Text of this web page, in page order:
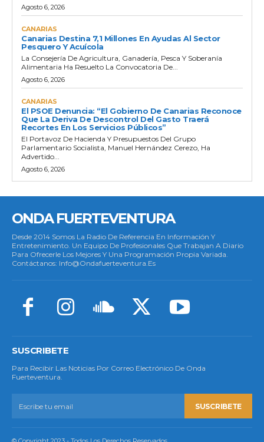
Agosto 6, 2026
CANARIAS
Canarias Destina 7,1 Millones En Ayudas Al Sector
Pesquero Y Acuícola
La Consejería De Agricultura, Ganadería, Pesca Y Soberanía
Alimentaria Ha Resuelto La Convocatoria De...
Agosto 6, 2026
CANARIAS
El PSOE Denuncia: “El Gobierno De Canarias Reconoce
Que La Deriva De Descontrol Del Gasto Traerá
Recortes En Los Servicios Públicos”
El Portavoz De Hacienda Y Presupuestos Del Grupo
Parlamentario Socialista, Manuel Hernández Cerezo, Ha
Advertido...
Agosto 6, 2026
ONDA FUERTEVENTURA
Desde 2014 Somos La Radio De Referencia En Información Y
Entretenimiento. Un Equipo De Profesionales Que Trabajan A Diario
Para Ofrecerle Los Mejores Y Una Programación Propia Variada.
Contáctanos: Info@ondafuerteventura.es
SUSCRIBETE
Para Recibir Las Noticias Por Correo Electrónico De Onda
Fuerteventura.
SUSCRIBETE